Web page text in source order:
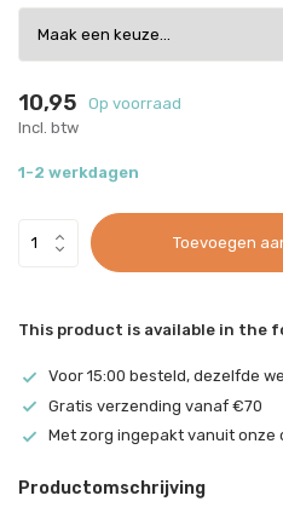
10,95
Op voorraad
Incl. btw
1-2 werkdagen
Toevoegen
This product is available in the
Voor 15:00 besteld, dezelfde
Gratis verzending vanaf €70
Met zorg ingepakt vanuit onze
Productomschrijving